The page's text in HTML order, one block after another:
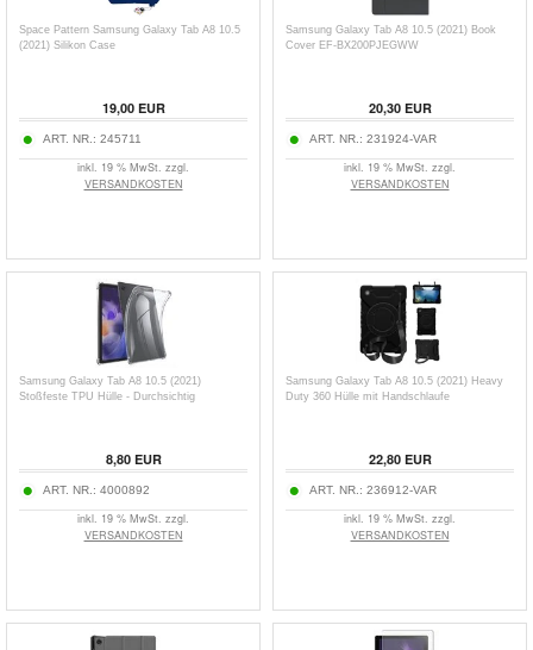
Space Pattern Samsung Galaxy Tab A8 10.5
(2021) Silikon Case
19,00EUR
ART. NR.: 245711
inkl. 19 % MwSt. zzgl.
VERSANDKOSTEN
Samsung Galaxy Tab A8 10.5 (2021) Book
Cover EF-BX200PJEGWW
20,30EUR
ART. NR.: 231924-VAR
inkl. 19 % MwSt. zzgl.
VERSANDKOSTEN
Samsung Galaxy Tab A8 10.5 (2021)
Stoßfeste TPU Hülle - Durchsichtig
8,80EUR
ART. NR.: 4000892
inkl. 19 % MwSt. zzgl.
VERSANDKOSTEN
Samsung Galaxy Tab A8 10.5 (2021) Heavy
Duty 360 Hülle mit Handschlaufe
22,80EUR
ART. NR.: 236912-VAR
inkl. 19 % MwSt. zzgl.
VERSANDKOSTEN